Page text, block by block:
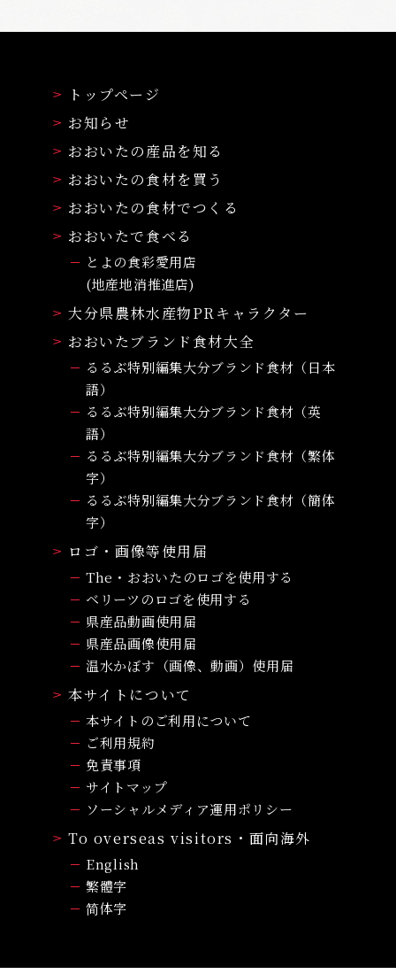
トップページ
お知らせ
おおいたの産品を知る
おおいたの食材を買う
おおいたの食材でつくる
おおいたで食べる
とよの食彩愛用店
(地産地消推進店)
大分県農林水産物PRキャラクター
おおいたブランド食材大全
るるぶ特別編集大分ブランド食材（日本
語）
るるぶ特別編集大分ブランド食材（英
語）
るるぶ特別編集大分ブランド食材（繁体
字）
るるぶ特別編集大分ブランド食材（簡体
字）
ロゴ・画像等使用届
The・おおいたのロゴを使用する
ベリーツのロゴを使用する
県産品動画使用届
県産品画像使用届
温水かぼす（画像、動画）使用届
本サイトについて
本サイトのご利用について
ご利用規約
免責事項
サイトマップ
ソーシャルメディア運用ポリシー
To overseas visitors・面向海外
English
繁體字
简体字